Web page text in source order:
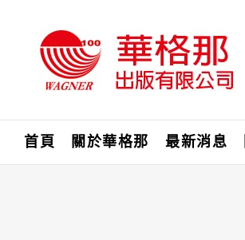
首頁 關於華格那 最新消息